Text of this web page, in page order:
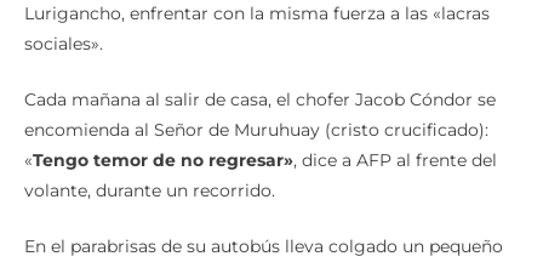
Lurigancho, enfrentar con la misma fuerza a las «lacras
sociales».
Cada mañana al salir de casa, el chofer Jacob Cóndor se
encomienda al Señor de Muruhuay (cristo crucificado):
«Tengo temor de no regresar», dice a AFP al frente del
volante, durante un recorrido.
En el parabrisas de su autobús lleva colgado un pequeño